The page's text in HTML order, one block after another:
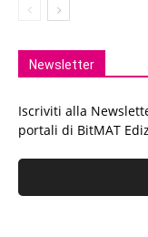
Newsletter
Iscriviti alla
portali di BitMAT